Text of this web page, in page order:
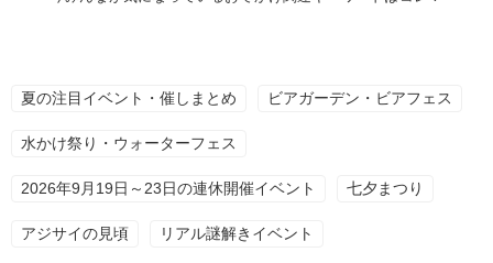
夏の注目イベント・催しまとめ ビアガーデン・ビアフェス
水かけ祭り・ウォーターフェス
2026年9月19日～23日の連休開催イベント 七夕まつり
アジサイの見頃 リアル謎解きイベント